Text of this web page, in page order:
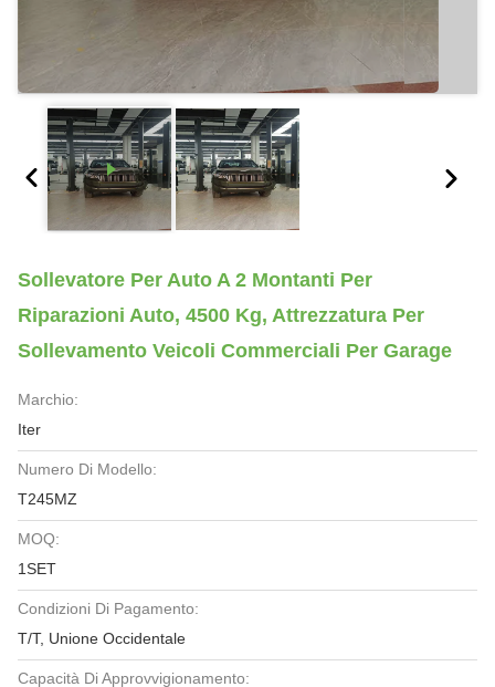
Sollevatore Per Auto A 2 Montanti Per
Riparazioni Auto, 4500 Kg, Attrezzatura Per
Sollevamento Veicoli Commerciali Per Garage
Marchio:
Iter
Numero Di Modello:
T245MZ
MOQ:
1SET
Condizioni Di Pagamento:
T/T, Unione Occidentale
Capacità Di Approvvigionamento: